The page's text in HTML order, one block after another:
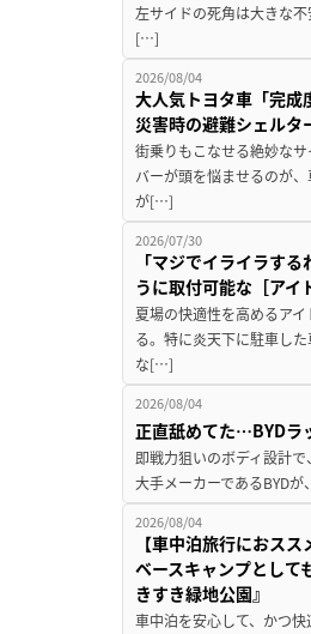
左サイドの死角は大きな
[…]
2026/08/04
大人気トヨタ車「完成
災害時の避難シェルタ
街乗りもこなせる絶妙な
バーが頭を悩ませるのが
が[…]
2026/07/30
「マジでイライラす
うに取付可能な［アイ
夏場の快適性を高めるア
る。特に炎天下に駐車し
な[…]
2026/08/04
正直舐めてた…BYDラ
即戦力狙いのボディ設計
大手メーカーであるBYD
2026/08/04
【車中泊旅行におス
ベースキャンプとして
きすき緑地公園』
車中泊を安心して、かつ